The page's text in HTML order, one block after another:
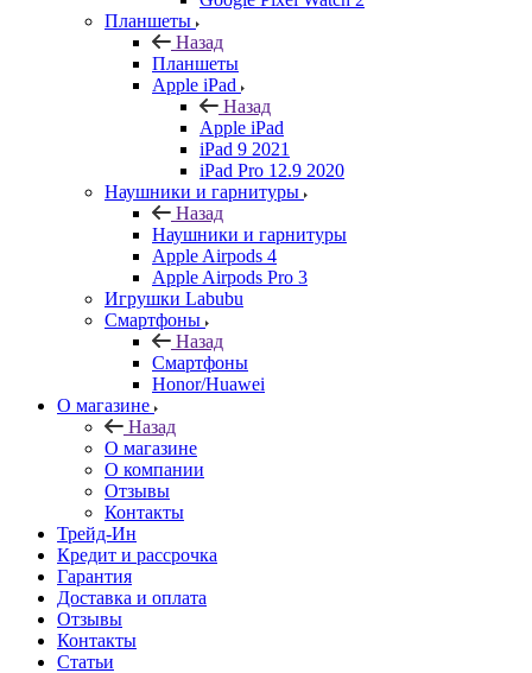
Планшеты
Назад
Планшеты
Apple iPad
Назад
Apple iPad
iPad 9 2021
iPad Pro 12.9 2020
Наушники и гарнитуры
Назад
Наушники и гарнитуры
Apple Airpods 4
Apple Airpods Pro 3
Игрушки Labubu
Смартфоны
Назад
Смартфоны
Honor/Huawei
О магазине
Назад
О магазине
О компании
Отзывы
Контакты
Трейд-Ин
Кредит и рассрочка
Гарантия
Доставка и оплата
Отзывы
Контакты
Статьи